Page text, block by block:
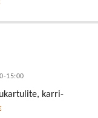
15:00
karri-